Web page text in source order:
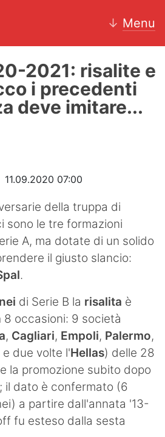
↓ Menu
2021: risalite e
i precedenti
deve imitare...
11.09.2020 07:00
della truppa di
sono le tre formazioni
A, ma dotate di un solido
il giusto slancio:
.
di Serie B la risalita è
occasioni: 9 società
, Cagliari, Empoli, Palermo,
e due volte l'Hellas) delle 28
la promozione subito dopo
il dato è confermato (6
a partire dall'annata '13-
fu esteso dalla sesta